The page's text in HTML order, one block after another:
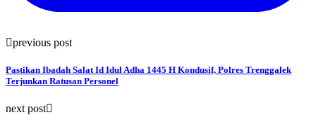
previous post
Pastikan Ibadah Salat Id Idul Adha 1445 H Kondusif, Polres Trenggalek
Terjunkan Ratusan Personel
next post